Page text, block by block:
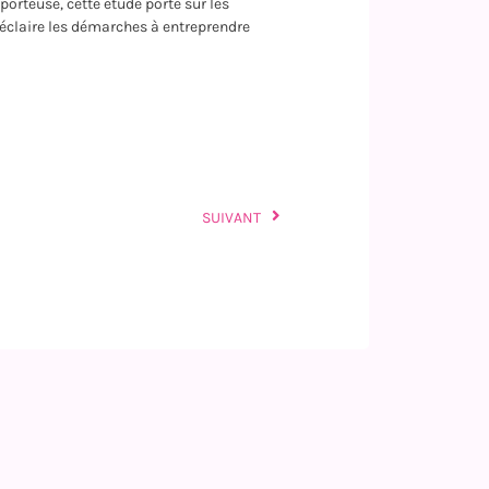
cette étude porte sur les
les démarches à entreprendre
SUIVANT